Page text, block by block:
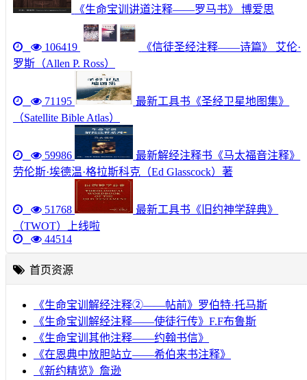
《生命宝训讲道注释——罗马书》 博爱思
106419
《信徒圣经注释——诗篇》 艾伦·
罗斯（Allen P. Ross）
71195
最新工具书《圣经卫星地图集》
（Satellite Bible Atlas）
59986
最新解经注释书《马太福音注释》
劳伦斯·埃德温·格拉斯科克（Ed Glasscock）著
51768
最新工具书《旧约神学辞典》
（TWOT）上线啦
44514
首页资源
《生命宝训解经注释②——帖前》罗伯特·托马斯
《生命宝训解经注释——使徒行传》F.F布鲁斯
《生命宝训其他注释——约翰书信》
《在恩典中放胆站立——希伯来书注释》
《新约精览》詹逊